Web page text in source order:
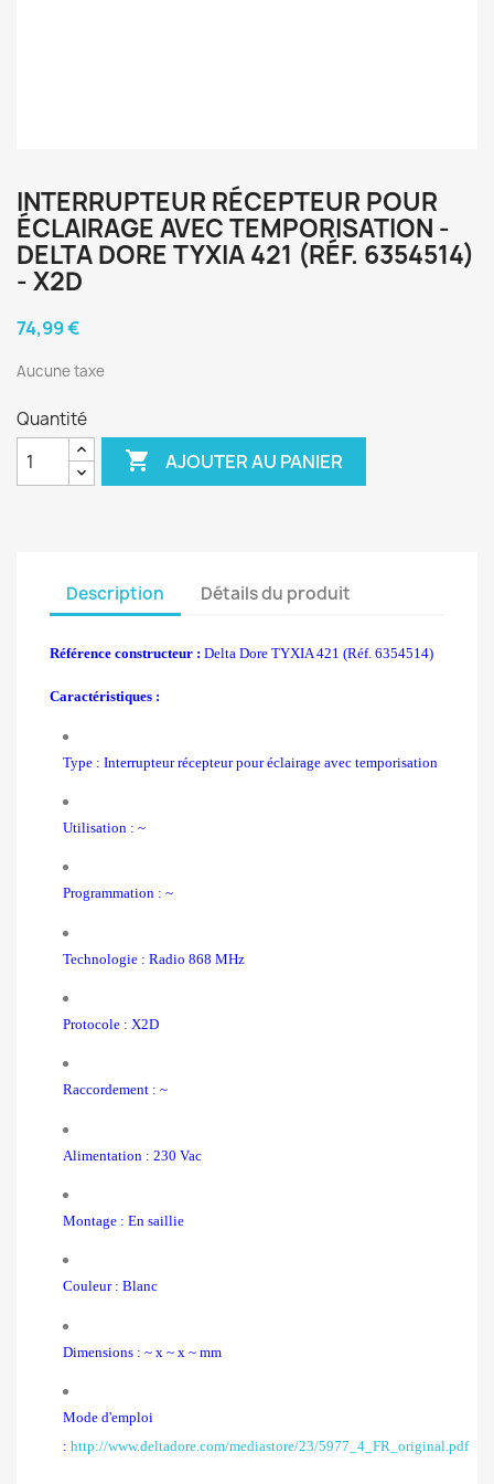
INTERRUPTEUR RÉCEPTEUR POUR
ÉCLAIRAGE AVEC TEMPORISATION -
DELTA DORE TYXIA 421 (RÉF. 6354514)
- X2D
74,99 €
Aucune taxe
Quantité
 AJOUTER AU PANIER
Description Détails du produit
Référence constructeur : Delta Dore TYXIA 421 (Réf. 6354514)
Caractéristiques :
Type : Interrupteur récepteur pour éclairage avec temporisation
Utilisation : ~
Programmation : ~
Technologie : Radio 868 MHz
Protocole : X2D
Raccordement : ~
Alimentation : 230 Vac
Montage : En saillie
Couleur : Blanc
Dimensions : ~ x ~ x ~ mm
Mode d'emploi
: http://www.deltadore.com/mediastore/23/5977_4_FR_original.pdf